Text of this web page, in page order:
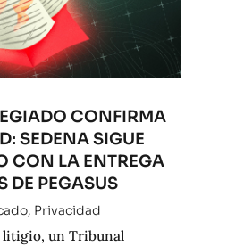
CONFIRMA
SEDENA SIGUE
CON LA ENTREGA
DE PEGASUS
, Privacidad
litigio, un Tribunal